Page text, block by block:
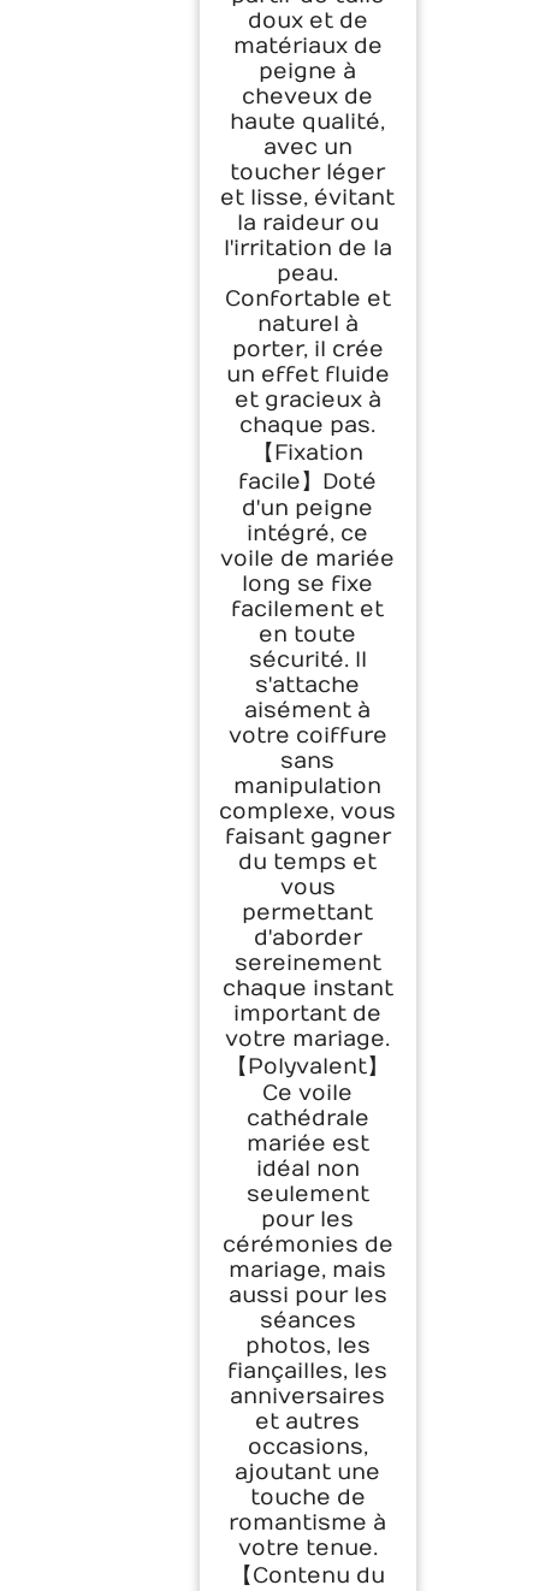
doux et de
matériaux de
peigne à
cheveux de
haute qualité,
avec un
toucher léger
et lisse, évitant
la raideur ou
l'irritation de la
peau.
Confortable et
naturel à
porter, il crée
un effet fluide
et gracieux à
chaque pas.
【Fixation
facile】Doté
d'un peigne
intégré, ce
voile de mariée
long se fixe
facilement et
en toute
sécurité. Il
s'attache
aisément à
votre coiffure
sans
manipulation
complexe, vous
faisant gagner
du temps et
vous
permettant
d'aborder
sereinement
chaque instant
important de
votre mariage.
【Polyvalent】
Ce voile
cathédrale
mariée est
idéal non
seulement
pour les
cérémonies de
mariage, mais
aussi pour les
séances
photos, les
fiançailles, les
anniversaires
et autres
occasions,
ajoutant une
touche de
romantisme à
votre tenue.
【Contenu du